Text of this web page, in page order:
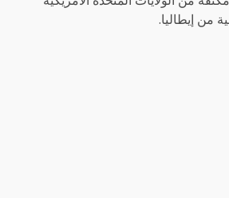
من إيطاليا.